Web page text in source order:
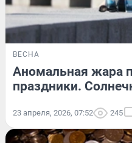
ВЕСНА
Аномальная жара
праздники.
23 апреля, 2026, 07:52 245